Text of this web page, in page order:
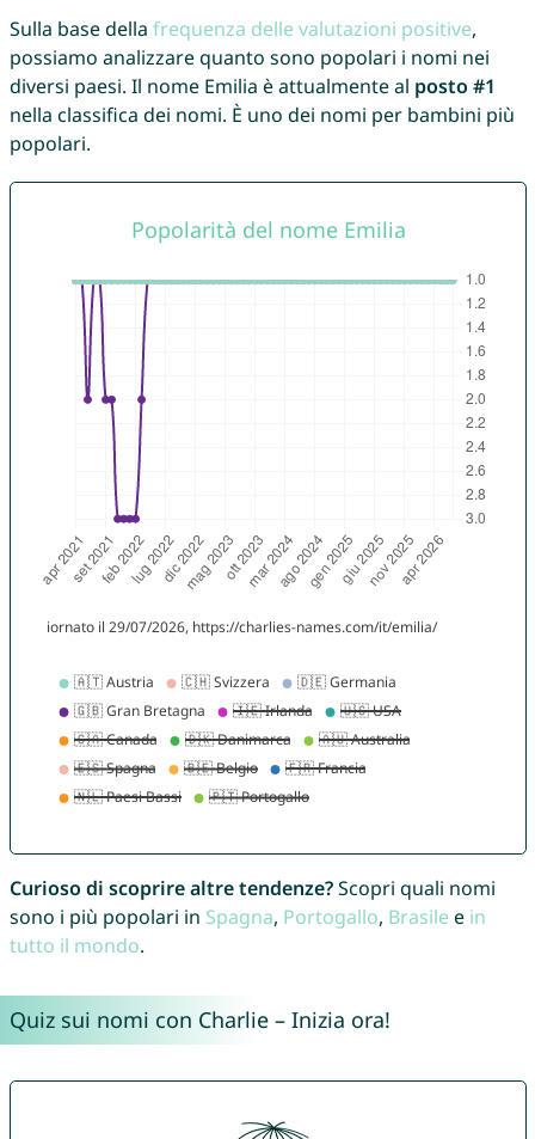
Sulla base della frequenza delle valutazioni positive,
possiamo analizzare quanto sono popolari i nomi nei
diversi paesi. Il nome Emilia è attualmente al posto #1
nella classifica dei nomi. È uno dei nomi per bambini più
popolari.
Curioso di scoprire altre tendenze?Scopri quali nomi
sono i più popolari in Spagna, Portogallo, Brasile e in
tutto il mondo.
Quiz sui nomi con Charlie – Inizia ora!